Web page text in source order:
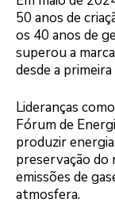
50 anos de
os 40 anos de
superou a
desde a
Lideranças
Fórum de
produzir
preservação do
emissões de
atmosfera.